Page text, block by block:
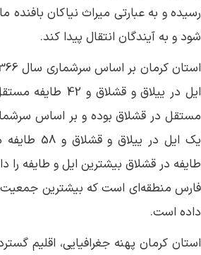
رسیده و به عبارتی میراث نیاکان
شود و به آیندگان انتقال پیدا کند.
طایفه در قشلاق بیشترین ایل و طایفه را
فارس منطقه‌ای است که بیشترین جمعیت
داده است.
استان کرمان پهنه جغرافیایی، اقلیم